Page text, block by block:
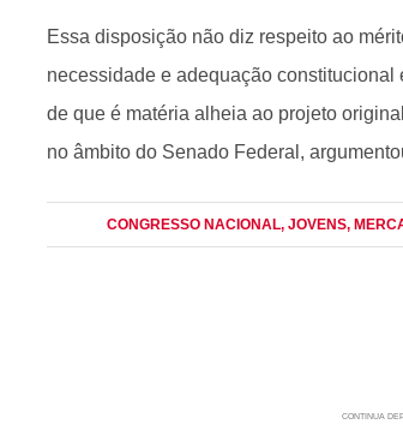
Essa disposição não diz respeito ao
necessidade e adequação
de que é matéria alheia ao projeto
no âmbito do Senado Federal,
CONGRESSO NACIONAL, JOVENS,